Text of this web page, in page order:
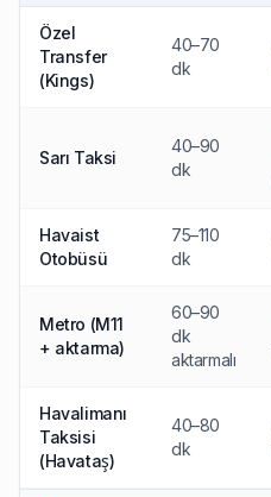
Özel
Transfer
(Kings)
40–70
dk
Sarı Taksi
40–90
dk
Havaist
Otobüsü
75–110
dk
Metro (M11
+ aktarma)
60–90
dk
aktarmalı
Havalimanı
Taksisi
(Havataş)
40–80
dk